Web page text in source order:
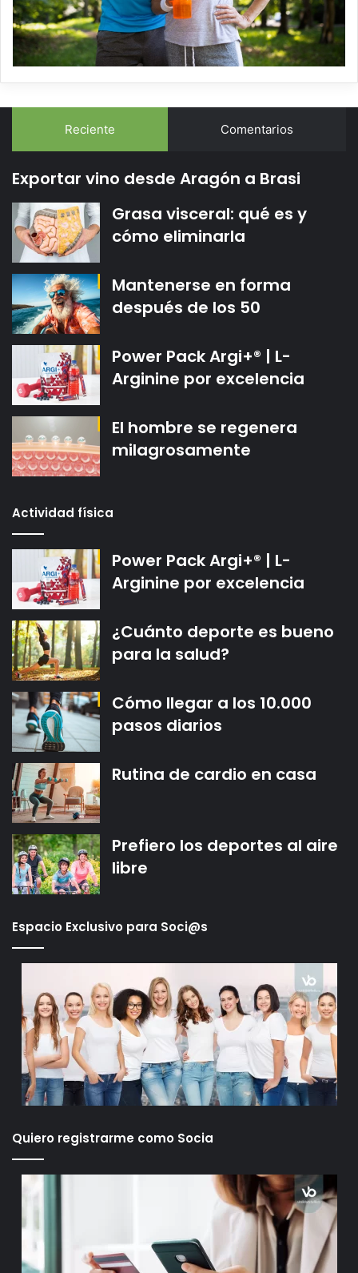
Reciente Comentarios
Exportar vino desde Aragón a Brasi
Grasa visceral: qué es y
cómo eliminarla
Mantenerse en forma
después de los 50
Power Pack Argi+® | L-
Arginine por excelencia
El hombre se regenera
milagrosamente
Actividad física
Power Pack Argi+® | L-
Arginine por excelencia
¿Cuánto deporte es bueno
para la salud?
Cómo llegar a los 10.000
pasos diarios
Rutina de cardio en casa
Prefiero los deportes al aire
libre
Espacio Exclusivo para Soci@s
Quiero registrarme como Socia